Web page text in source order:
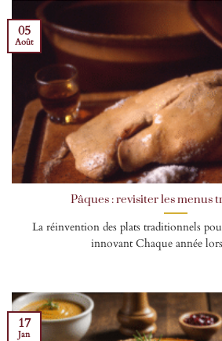
Pâques : revisiter les menus
La réinvention des plats traditionnels
innovant Chaque année
05
Août
17
Jan